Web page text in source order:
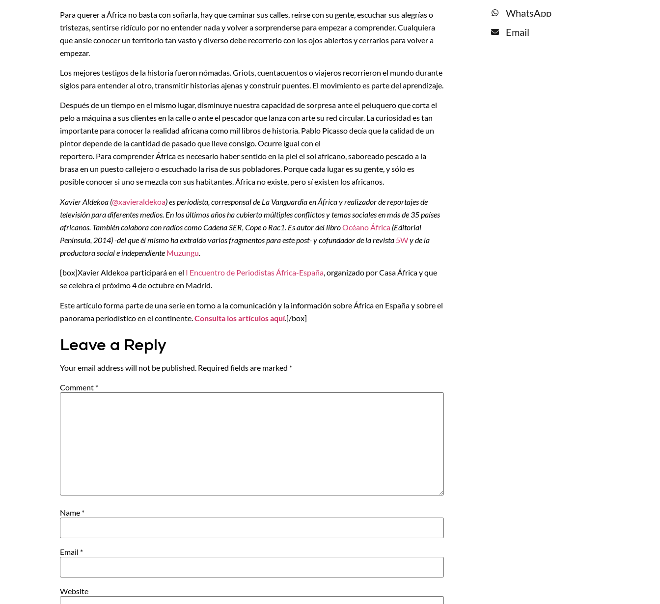
Para querer a África no basta con soñarla, hay que caminar sus calles, reírse con su gente, escuchar sus alegrías o
tristezas, sentirse ridículo por no entender nada y volver a sorprenderse para empezar a comprender. Cualquiera
que ansíe conocer un territorio tan vasto y diverso debe recorrerlo con los ojos abiertos y cerrarlos para volver a
empezar.
Los mejores testigos de la historia fueron nómadas. Griots, cuentacuentos o viajeros recorrieron el mundo durante
siglos para entender al otro, transmitir historias ajenas y construir puentes. El movimiento es parte del aprendizaje.
Después de un tiempo en el mismo lugar, disminuye nuestra capacidad de sorpresa ante el peluquero que corta el
pelo a máquina a sus clientes en la calle o ante el pescador que lanza con arte su red circular. La curiosidad es tan
importante para conocer la realidad africana como mil libros de historia. Pablo Picasso decía que la calidad de un
pintor depende de la cantidad de pasado que lleve consigo. Ocurre igual con el
reportero. Para comprender África es necesario haber sentido en la piel el sol africano, saboreado pescado a la
brasa en un puesto callejero o escuchado la risa de sus pobladores. Porque cada lugar es su gente, y sólo es
posible conocer si uno se mezcla con sus habitantes. África no existe, pero sí existen los africanos.
Xavier Aldekoa (@xavieraldekoa) es periodista, corresponsal de La Vanguardia en África y realizador de reportajes de
televisión para diferentes medios. En los últimos años ha cubierto múltiples conflictos y temas sociales en más de 35 países
africanos. También colabora con radios como Cadena SER, Cope o Rac1. Es autor del libroOcéano África (Editorial
Península, 2014) -del que él mismo ha extraído varios fragmentos para este post- y cofundador de la revista 5Wy de la
productora social e independiente Muzungu
[box]Xavier Aldekoa participará en el I Encuentro de Periodistas África-España, organizado por Casa África y que
se celebra el próximo 4 de octubre en Madrid.
Este artículo forma parte de una serie en torno a la comunicación y la información sobre África en España y sobre el
panorama periodístico en el continente. Consulta los artículos aquí.[/box]
Leave a Reply
Your email address will not be published. Required fields are marked *
Comment *
Name *
Email *
Website
WhatsApp
Email